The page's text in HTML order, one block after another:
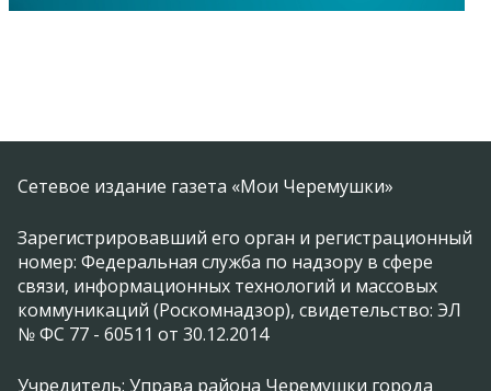
Сетевое издание газета «Мои Черемушки»
Зарегистрировавший его орган и регистрационный
номер: Федеральная служба по надзору в сфере
связи, информационных технологий и массовых
коммуникаций (Роскомнадзор), свидетельство: ЭЛ
№ ФС 77 - 60511 от 30.12.2014
Учредитель: Управа района Черемушки города